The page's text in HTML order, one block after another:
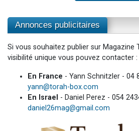
Annonces publicitaires
Si vous souhaitez publier sur Magazine
visibilité unique vous pouvez contacter :
En France - Yann Schnitzler - 04
yann@torah-box.com
En Israel - Daniel Perez - 054
daniel26mag@gmail.com